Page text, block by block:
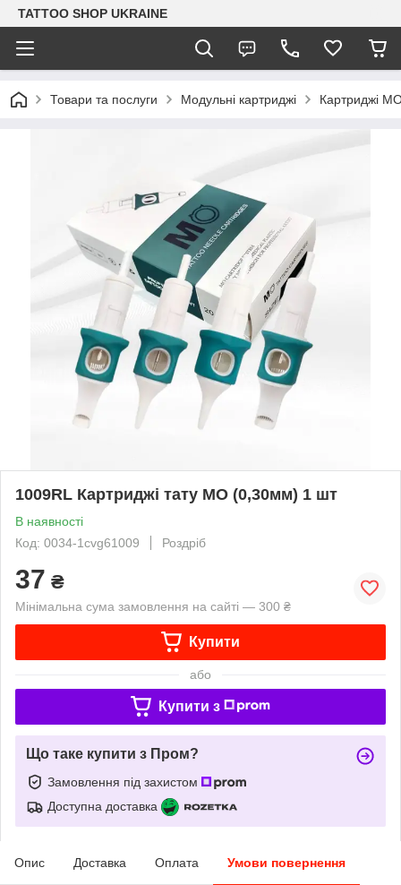
TATTOO SHOP UKRAINE
Товари та послуги Модульні картриджі Картриджі
1009RL Картриджі тату MO (0,30мм) 1 шт
В наявності
Код: 0034-1cvg61009
Роздріб
37 ₴
Мінімальна сума замовлення на сайті — 300 ₴
Купити
або
Купити з
Що таке купити з Пром?
Замовлення під захистом
Доступна доставка
Опис Доставка Оплата Умови повернення